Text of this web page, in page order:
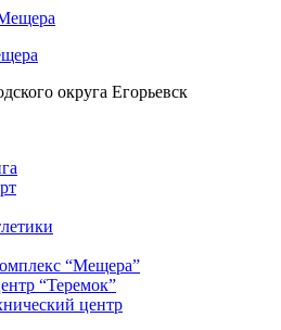
округа Егорьевск
“Мещера”
“Теремок”
центр